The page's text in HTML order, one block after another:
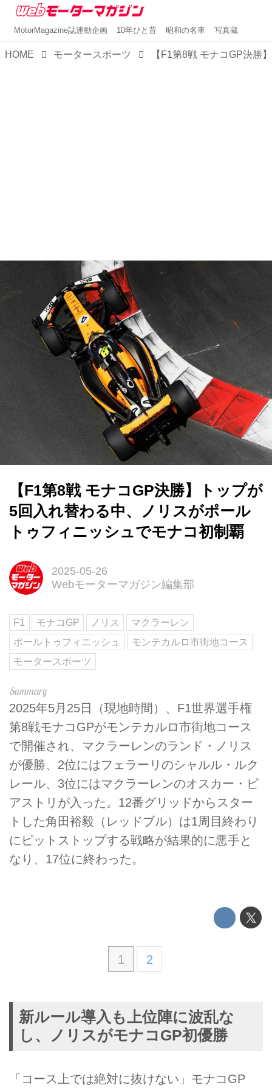
MotorMagazine誌連動企画 10年ひと昔 昭和の名車 写真蔵
HOME モータースポーツ
【F1第8戦 モナコGP決勝】トップが
5回入れ替わる中、ノリスがポール
トゥフィニッシュでモナコ初制覇
2025-05-26
Webモーターマガジン編集部
F1 モナコGP ノリス
マクラーレン
ポールトゥフィニッシュ
モンテカルロ市街地コース
モータースポーツ
2025年5月25日（現地時間）、F1世界選手権
第8戦モナコGPがモンテカルロ市街地コース
で開催され、マクラーレンのランド・ノリス
が優勝、2位にはフェラーリのシャルル・ルク
レール、3位にはマクラーレンのオスカー・ピ
アストリが入った。12番グリッドからスター
トした角田裕毅（レッドブル）は1周目終わり
にピットストップする戦略が結果的に悪手と
なり、17位に終わった。
1 2
新ルール導入も上位陣に波乱な
し、ノリスがモナコGP初優勝
「コース上では絶対に抜けない」モナコGP